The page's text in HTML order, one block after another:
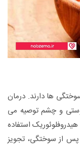
ها دارند. درمان
و چشم توصیه می
استفاده
از سوختگی، تجویز